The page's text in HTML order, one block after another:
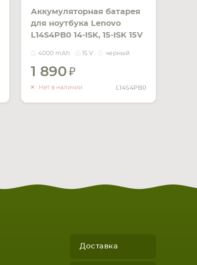
Аккумуляторная батарея
для ноутбука Lenovo
L14S4PB0 14-ISK, 15-ISK 15V
4000 mAh 15 V черный
1 890
Нет в наличии L14S4PB0
О НАЛИЧИИ
Доставка